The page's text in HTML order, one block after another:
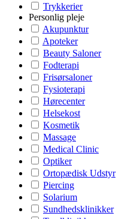
Trykkerier
Personlig pleje
Akupunktur
Apoteker
Beauty Saloner
Fodterapi
Frisørsaloner
Fysioterapi
Hørecenter
Helsekost
Kosmetik
Massage
Medical Clinic
Optiker
Ortopædisk Udstyr
Piercing
Solarium
Sundhedsklinikker